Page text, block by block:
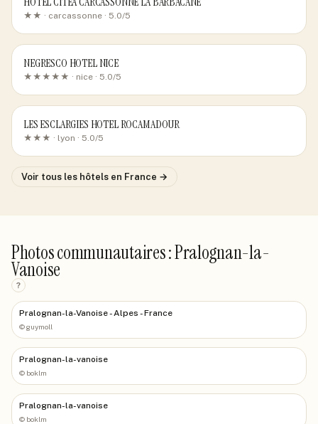
★★ · carcassonne · 5.0/5
NEGRESCO HOTEL NICE
★★★★★ · nice · 5.0/5
LES ESCLARGIES HOTEL ROCAMADOUR
★★★ · lyon · 5.0/5
Voir tous les hôtels en France →
Photos communautaires : Pralognan-la-
Vanoise
?
Pralognan-la-Vanoise - Alpes - France
©guymoll
Pralognan-la-vanoise
© boklm
Pralognan-la-vanoise
© boklm